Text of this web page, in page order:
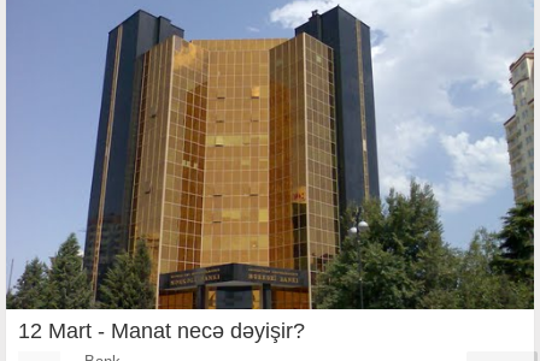
12 Mart - Manat necə dəyişir?